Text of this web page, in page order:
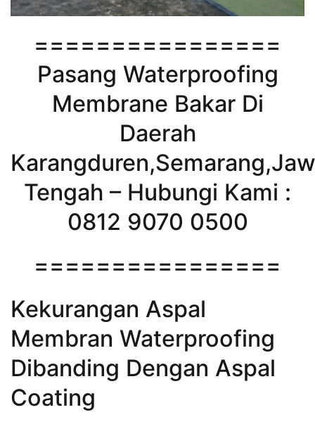
================
Pasang Waterproofing
Membrane Bakar Di
Daerah
Tengah – Hubungi Kami :
0812 9070 0500
================
Kekurangan Aspal
Membran Waterproofing
Dibanding Dengan Aspal
Coating